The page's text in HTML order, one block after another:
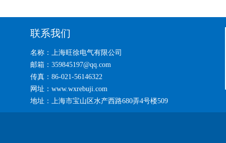
联系我们
名称：上海旺徐电气有限公司
邮箱：359845197@qq.com
传真：86-021-56146322
网址：www.wxrebuji.com
地址：上海市宝山区水产西路680弄4号楼509